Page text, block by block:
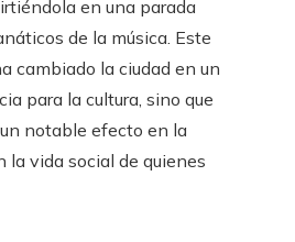
en una parada
de la música. Este
cambiado la ciudad en un
para la cultura, sino que
notable efecto en la
la vida social de quienes